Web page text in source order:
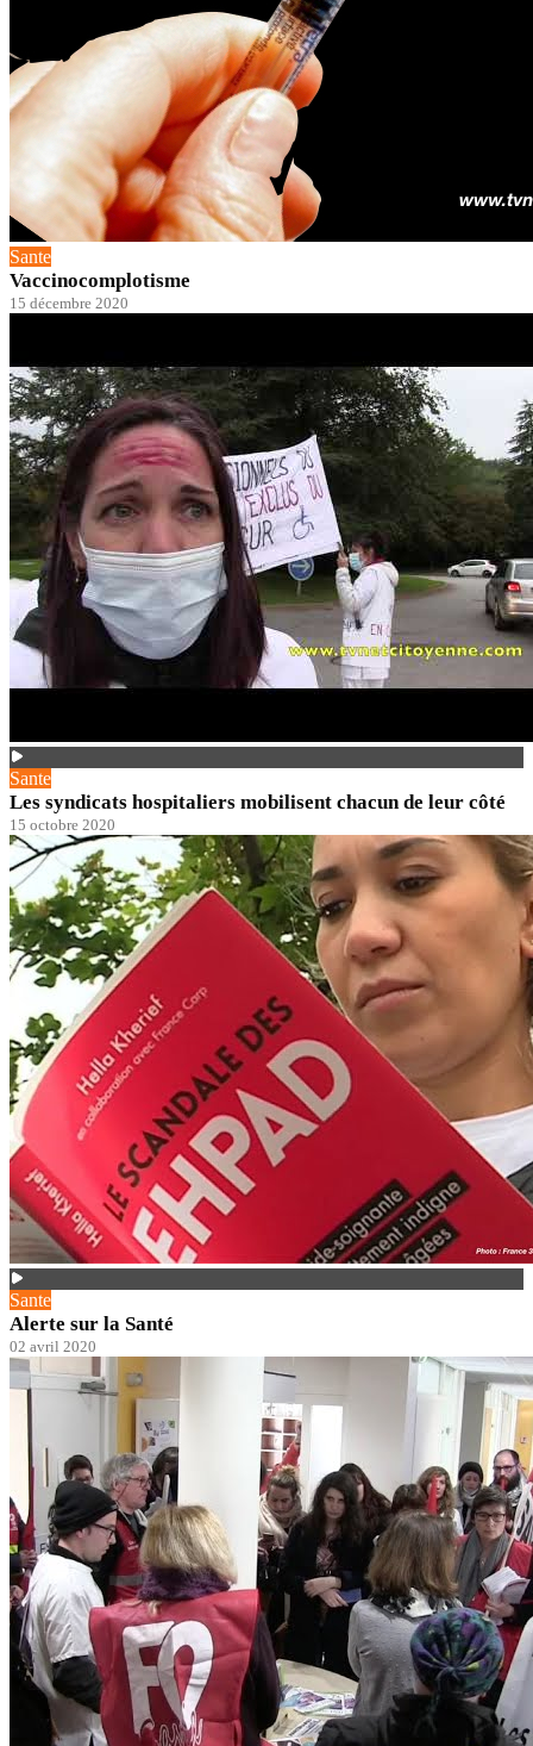
Sante
Vaccinocomplotisme
15 décembre 2020
Sante
Les syndicats hospitaliers mobilisent chacun de leur côté
15 octobre 2020
Sante
Alerte sur la Santé
02 avril 2020